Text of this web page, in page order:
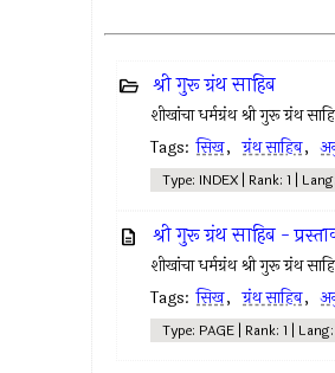
श्री गुरू ग्रंथ साहिब
शीखांचा धर्मग्रंथ श्री गुरू ग्रंथ
Tags: सिख, ग्रंथ साहिब,
Type: INDEX | Rank: 1 |
श्री गुरू ग्रंथ साहिब -
शीखांचा धर्मग्रंथ श्री गुरू ग्रंथ
Tags: सिख, ग्रंथ साहिब,
Type: PAGE | Rank: 1 |